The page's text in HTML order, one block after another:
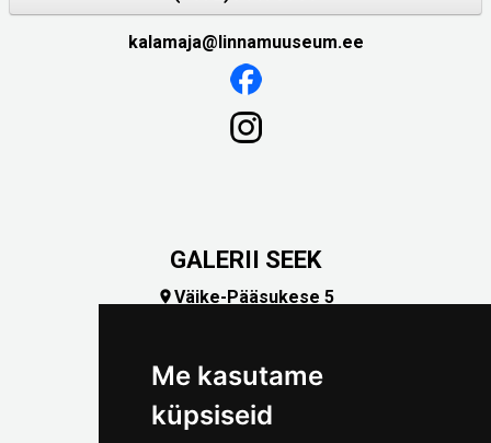
Me kasutame
küpsiseid
kalamaja@linnamuuseum.ee
GALERII SEEK
Väike-Pääsukese 5